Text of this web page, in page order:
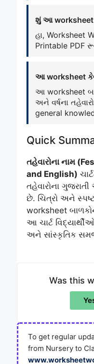
શું આ worksheet
હા, Worksheet
Printable PDF
આ worksheet
આ worksheet
અને વર્ષના
general
Quick
તહેવારોના નામ
and English)
તહેવારોના
છે. ચિત્રો અને
worksheet
આ ચાર્ટ
અને સાંસ્કૃતિક
Was this
To get regular
from Nursery to